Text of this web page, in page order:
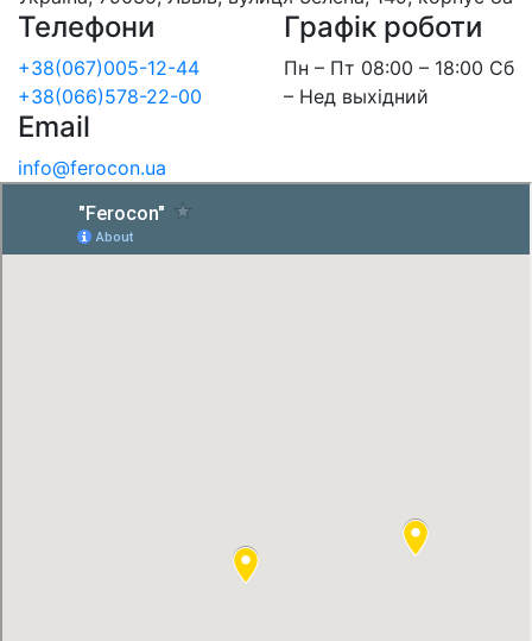
Телефони
+38(067)005-12-44
+38(066)578-22-00
Графік роботи
Пн – Пт 08:00 – 18:00 Сб
– Нед выхідний
Email
info@ferocon.ua